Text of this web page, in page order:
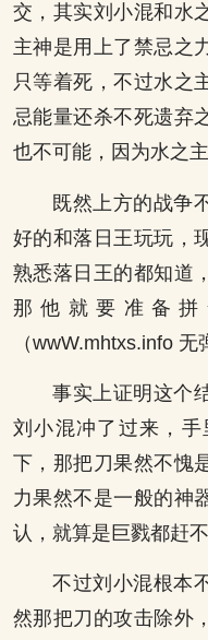
交，其实刘小混和水
主神是用上了禁忌之
只等着死，不过水之
忌能量还杀不死遗弃
也不可能，因为水之
既然上方的战争
好的和落日王玩玩，
熟悉落日王的都知道
那他就要准备拼
（wwW.mhtxs.info 无
事实上证明这个
刘小混冲了过来，
下，那把刀果然不愧
力果然不是一般的神
认，就算是巨戮都赶
不过刘小混根本
然那把刀的攻击除外